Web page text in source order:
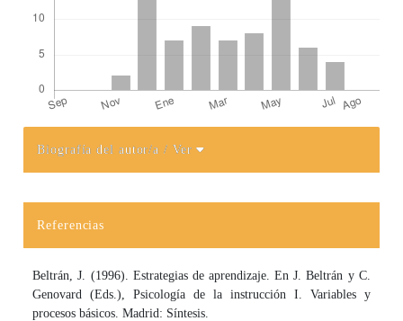
Biografía del autor/a/ Ver
Referencias
Beltrán, J. (1996). Estrategias de aprendizaje. En J. Beltrán y C.
Genovard (Eds.), Psicología de la instrucción I. Variables y
procesos básicos. Madrid: Síntesis.